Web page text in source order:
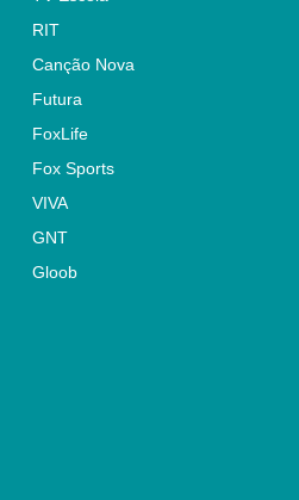
RIT
Canção Nova
Futura
FoxLife
Fox Sports
VIVA
GNT
Gloob